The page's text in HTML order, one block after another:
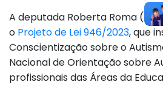
A deputada Roberta Roma (PL-
o Projeto de Lei 946/2023, que
Conscientização sobre o
Nacional de Orientação sobre
profissionais das Áreas da